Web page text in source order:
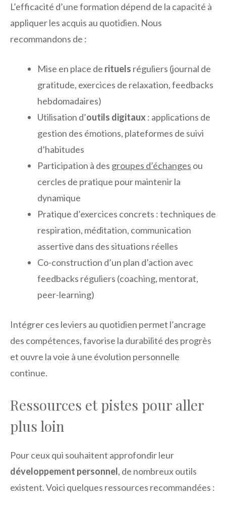
L’efficacité d’une formation dépend de la capacité à
appliquer les acquis au quotidien. Nous
recommandons de :
Mise en place de rituels réguliers (journal de
gratitude, exercices de relaxation, feedbacks
hebdomadaires)
Utilisation d’outils digitaux : applications de
gestion des émotions, plateformes de suivi
d’habitudes
Participation à des groupes d’échanges ou
cercles de pratique pour maintenir la
dynamique
Pratique d’exercices concrets : techniques de
respiration, méditation, communication
assertive dans des situations réelles
Co-construction d’un plan d’action avec
feedbacks réguliers (coaching, mentorat,
peer-learning)
Intégrer ces leviers au quotidien permet l’ancrage
des compétences, favorise la durabilité des progrès
et ouvre la voie à une évolution personnelle
continue.
Ressources et pistes pour aller
plus loin
Pour ceux qui souhaitent approfondir leur
développement personnel, de nombreux outils
existent. Voici quelques ressources recommandées :